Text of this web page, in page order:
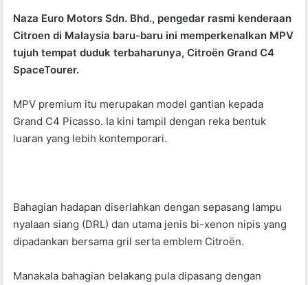
c
e
b
o
k
at
s
A
p
p
itt
er
Naza Euro Motors Sdn. Bhd., pengedar rasmi kenderaan
Citroen di Malaysia baru-baru ini memperkenalkan MPV
tujuh tempat duduk terbaharunya, Citroën Grand C4
SpaceTourer.
MPV premium itu merupakan model gantian kepada
Grand C4 Picasso. Ia kini tampil dengan reka bentuk
luaran yang lebih kontemporari.
Bahagian hadapan diserlahkan dengan sepasang lampu
nyalaan siang (DRL) dan utama jenis bi-xenon nipis yang
dipadankan bersama gril serta emblem Citroën.
Manakala bahagian belakang pula dipasang dengan